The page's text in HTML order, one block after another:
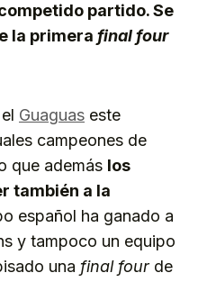
partido. Se
la primera final four
Guaguas este
campeones de
que además los
también a la
español ha ganado a
y tampoco un equipo
una final fourde